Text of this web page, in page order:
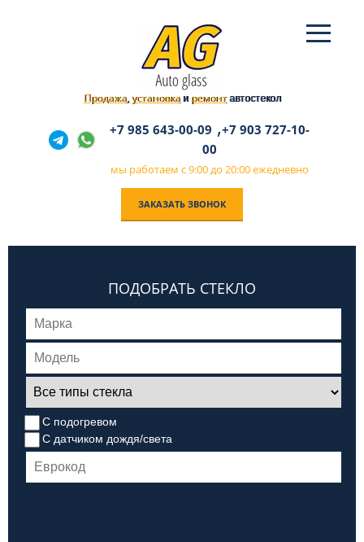
Продажа,установкаи ремонтавтостекол
+7 985 643-00-09 ,+7 903 727-10-
00
мы работаем с 9:00 до 20:00 ежедневно
ЗАКАЗАТЬ ЗВОНОК
ПОДОБРАТЬ СТЕКЛО
С подогревом
С датчиком дождя/света